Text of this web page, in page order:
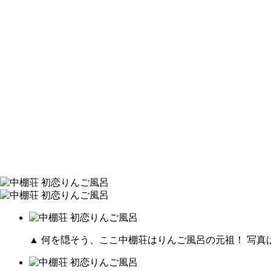
▲ 何を隠そう、ここ中棚荘はりんご風呂の元祖！ 写真